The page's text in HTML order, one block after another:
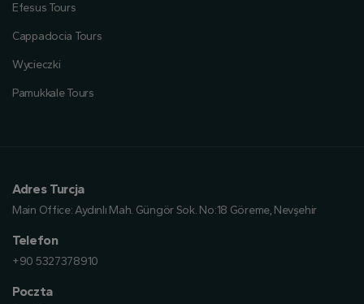
Efesus Tours
Cappadocia Tours
Wycieczki
Pamukkale Tours
Adres Turcja
Main Office:Aydınlı Mah. Güngör Sok. No:18 Göreme, Nevşehir
Telefon
+90 5327378910
Poczta